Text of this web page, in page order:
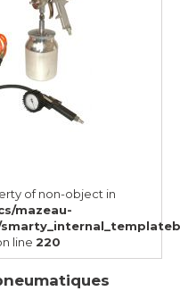
of non-object in
mazeau-
line 220